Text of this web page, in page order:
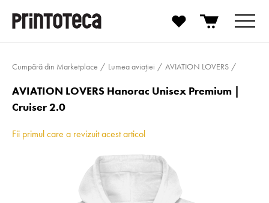
Cumpără din Marketplace Lumea aviației AVIATION LOVERS
AVIATION LOVERS Hanorac Unisex Premium |
Cruiser 2.0
Fii primul care a revizuit acest articol